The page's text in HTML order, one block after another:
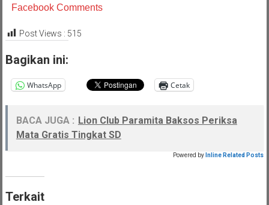
Facebook Comments
Post Views : 515
Bagikan ini:
WhatsApp Cetak
BACA JUGA : Lion Club Paramita Baksos Periksa
Mata Gratis Tingkat SD
Powered by Inline Related Posts
Terkait